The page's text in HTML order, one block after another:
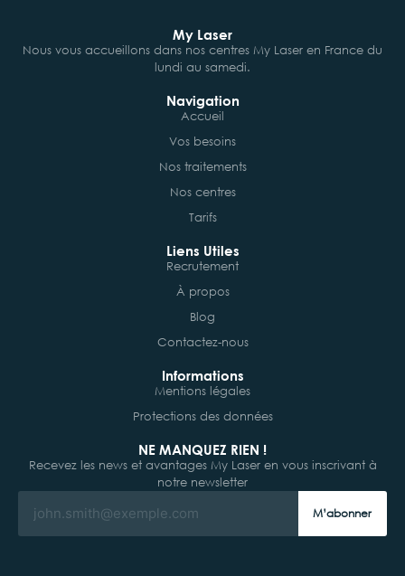
My Laser
Nous vous accueillons dans nos centres My Laser en France du
lundi au samedi.
Navigation
Accueil
Vos besoins
Nos traitements
Nos centres
Tarifs
Liens Utiles
Recrutement
À propos
Blog
Contactez-nous
Informations
Mentions légales
Protections des données
NE MANQUEZ RIEN !
Recevez les news et avantages My Laser en vous inscrivant à
notre newsletter
M’abonner